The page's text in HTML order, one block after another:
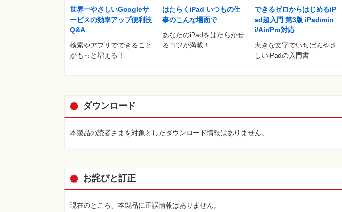
世界一やさしいGoogleサ
ービスの効率アップ便利技
Q&A
検索やアプリでできること
がもっと増える！
はたらくiPad いつもの仕
事のこんな場面で
あなたのiPadをはたらかせ
るコツが満載！
できるゼロからはじめるiP
ad超入門 第3版 iPad/min
i/Air/Pro対応
大きな文字でいちばんやさ
しいiPadの入門書
ダウンロード
本製品の読者さまを対象としたダウンロード情報はありません。
お詫びと訂正
現在のところ、本製品に正誤情報はありません。